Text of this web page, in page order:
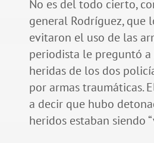
No es del todo cierto,
general Rodríguez, que
evitaron el uso de las
periodista le preguntó a
heridas de los dos
por armas traumáticas.
a decir que hubo
heridos estaban siendo